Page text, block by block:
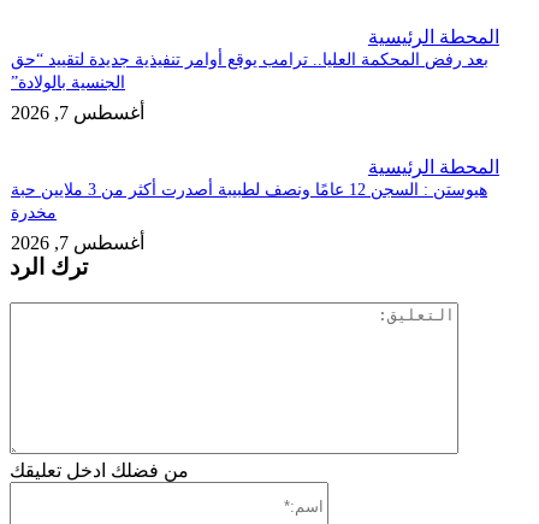
الرئيسية
رفض المحكمة العليا.. ترامب يوقع أوامر تنفيذية جديدة لتقييد “حق
الجنسية بالولادة”
أغسطس 7, 2026
الرئيسية
هيوستن : السجن 12 عامًا ونصف لطبيبة أصدرت أكثر من 3 ملايين حبة
أغسطس 7, 2026
ترك الرد
من فضلك ادخل تعليقك